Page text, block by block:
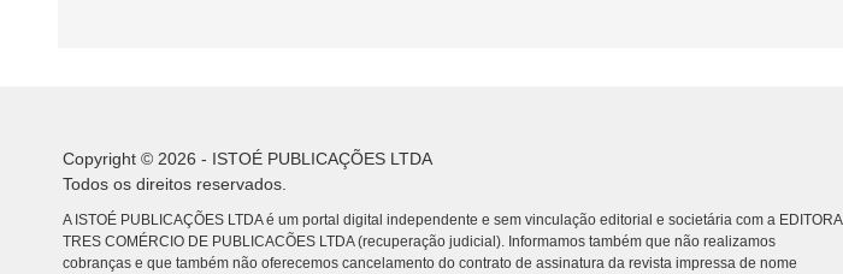
Copyright © 2026 - ISTOÉ PUBLICAÇÕES LTDA
Todos os direitos reservados.
A ISTOÉ PUBLICAÇÕES LTDA é um portal digital independente e sem vinculação editorial e societária com a EDITORA
TRES COMÉRCIO DE PUBLICACÕES LTDA (recuperação judicial). Informamos também que não realizamos
cobranças e que também não oferecemos cancelamento do contrato de assinatura da revista impressa de nome